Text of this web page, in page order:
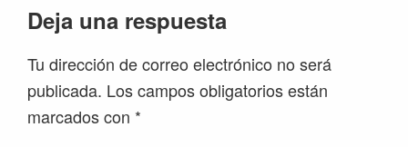
Deja una respuesta
Tu dirección de correo electrónico no será
publicada. Los campos obligatorios están
marcados con *